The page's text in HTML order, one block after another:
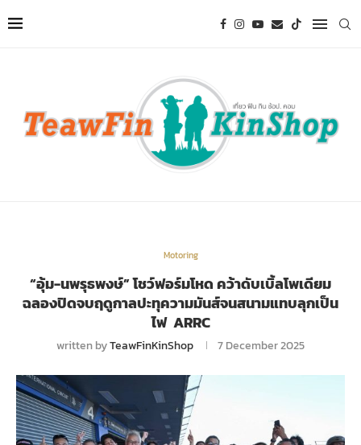
Motoring
“อุ้ม-นพรุธพงษ์” โชว์ฟอร์มโหด คว้าดับเบิ้ลโพเดียม
ฉลองปิดจบฤดูกาลปะทุความมันส์จนสนามแทบลุกเป็น
ไฟ ARRC
written byTeawFinKinShop 7 December 2025